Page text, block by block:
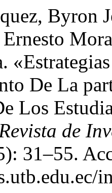
Byron
De La
Los
de
31–55.